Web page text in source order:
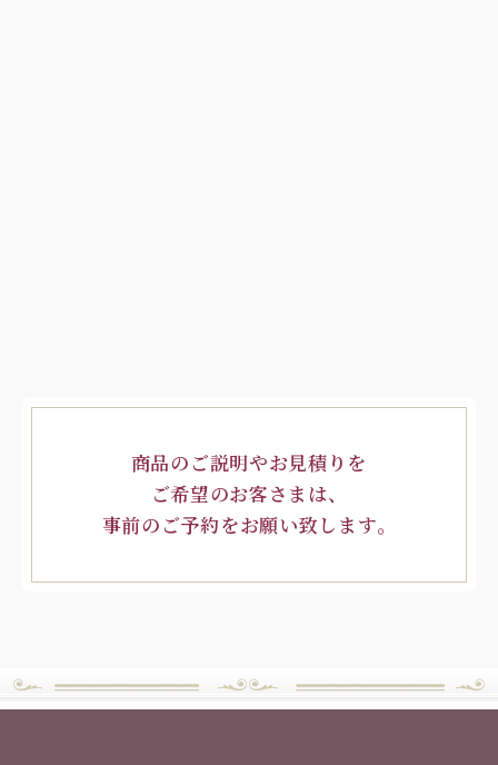
商品のご説明やお見積りを
ご希望のお客さまは、
事前のご予約をお願い致します。